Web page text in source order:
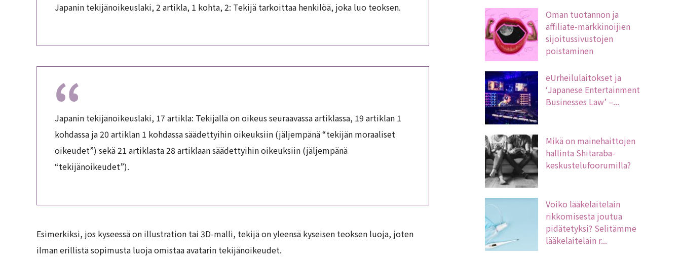
Japanin tekijänoikeuslaki, 2 artikla, 1 kohta, 2: Tekijä tarkoittaa henkilöä, joka luo teoksen.
Japanin tekijänoikeuslaki, 17 artikla: Tekijällä on oikeus seuraavassa artiklassa, 19 artiklan 1
kohdassa ja 20 artiklan 1 kohdassa säädettyihin oikeuksiin (jäljempänä “tekijän moraaliset
oikeudet”) sekä 21 artiklasta 28 artiklaan säädettyihin oikeuksiin (jäljempänä
“tekijänoikeudet”).
Esimerkiksi, jos kyseessä on illustration tai 3D-malli, tekijä on yleensä kyseisen teoksen luoja, joten
ilman erillistä sopimusta luoja omistaa avatarin tekijänoikeudet.
Oman tuotannon ja
affiliate-markkinoijien
sijoitussivustojen
poistaminen
eUrheilulaitokset ja
‘Japanese Entertainment
Businesses Law’ –...
Mikä on mainehaittojen
hallinta Shitaraba-
keskustelufoorumilla?
Voiko lääkelaitelain
rikkomisesta joutua
pidätetyksi? Selitämme
lääkelaitelain r...